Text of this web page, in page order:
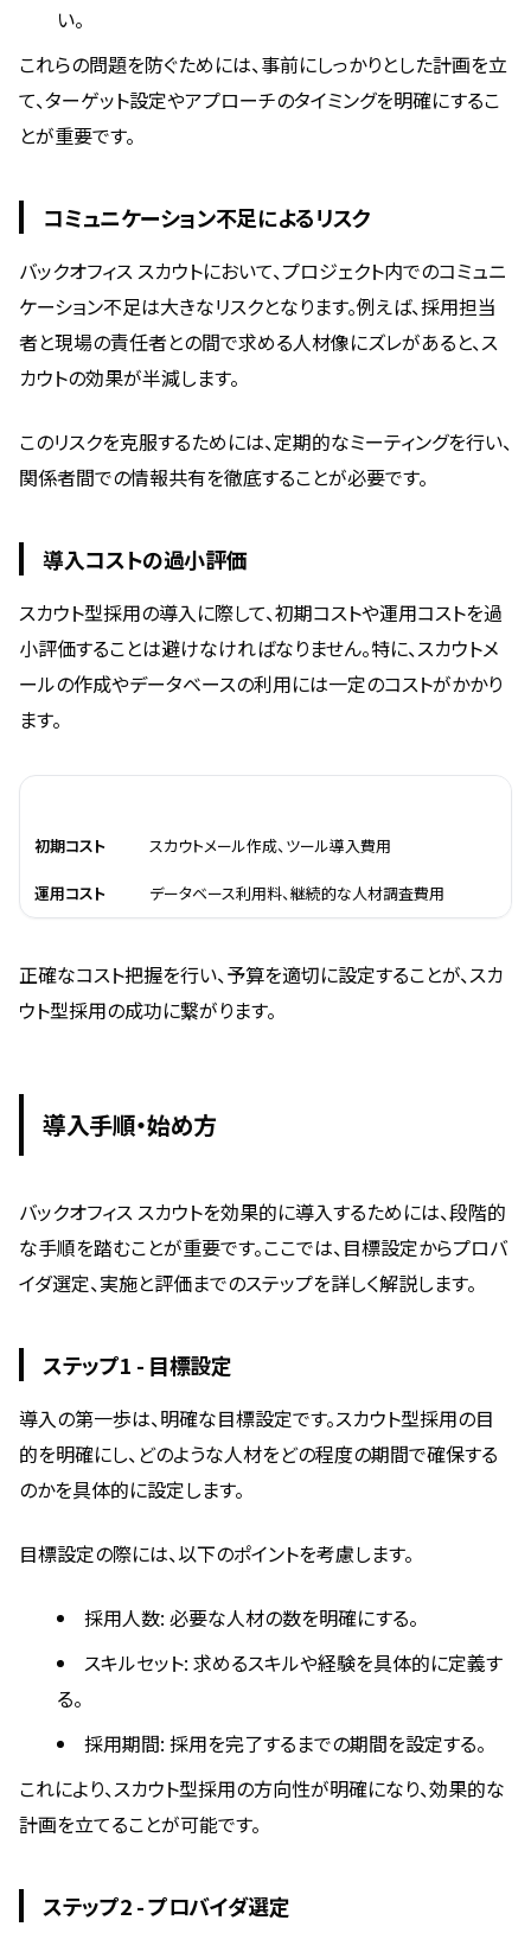
い。
これらの問題を防ぐためには、事前にしっかりとした計画を立
て、ターゲット設定やアプローチのタイミングを明確にするこ
とが重要です。
コミュニケーション不足によるリスク
バックオフィス スカウトにおいて、プロジェクト内でのコミュニ
ケーション不足は大きなリスクとなります。例えば、採用担当
者と現場の責任者との間で求める人材像にズレがあると、ス
カウトの効果が半減します。
このリスクを克服するためには、定期的なミーティングを行い、
関係者間での情報共有を徹底することが必要です。
導入コストの過小評価
スカウト型採用の導入に際して、初期コストや運用コストを過
小評価することは避けなければなりません。特に、スカウトメ
ールの作成やデータベースの利用には一定のコストがかかり
ます。
初期コスト スカウトメール作成、ツール導入費用
運用コスト データベース利用料、継続的な人材調査費用
正確なコスト把握を行い、予算を適切に設定することが、スカ
ウト型採用の成功に繋がります。
導入手順・始め方
バックオフィス スカウトを効果的に導入するためには、段階的
な手順を踏むことが重要です。ここでは、目標設定からプロバ
イダ選定、実施と評価までのステップを詳しく解説します。
ステップ1 - 目標設定
導入の第一歩は、明確な目標設定です。スカウト型採用の目
的を明確にし、どのような人材をどの程度の期間で確保する
のかを具体的に設定します。
目標設定の際には、以下のポイントを考慮します。
採用人数: 必要な人材の数を明確にする。
スキルセット: 求めるスキルや経験を具体的に定義す
る。
採用期間: 採用を完了するまでの期間を設定する。
これにより、スカウト型採用の方向性が明確になり、効果的な
計画を立てることが可能です。
ステップ2 - プロバイダ選定